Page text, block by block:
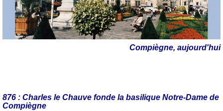
Compiègne, aujourd'hui
876 : Charles le Chauve fonde la basilique Notre-Dame de
Compiègne